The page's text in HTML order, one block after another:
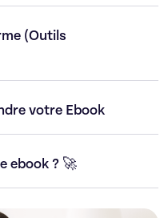
(Outils
votre Ebook
ebook ? 🚀